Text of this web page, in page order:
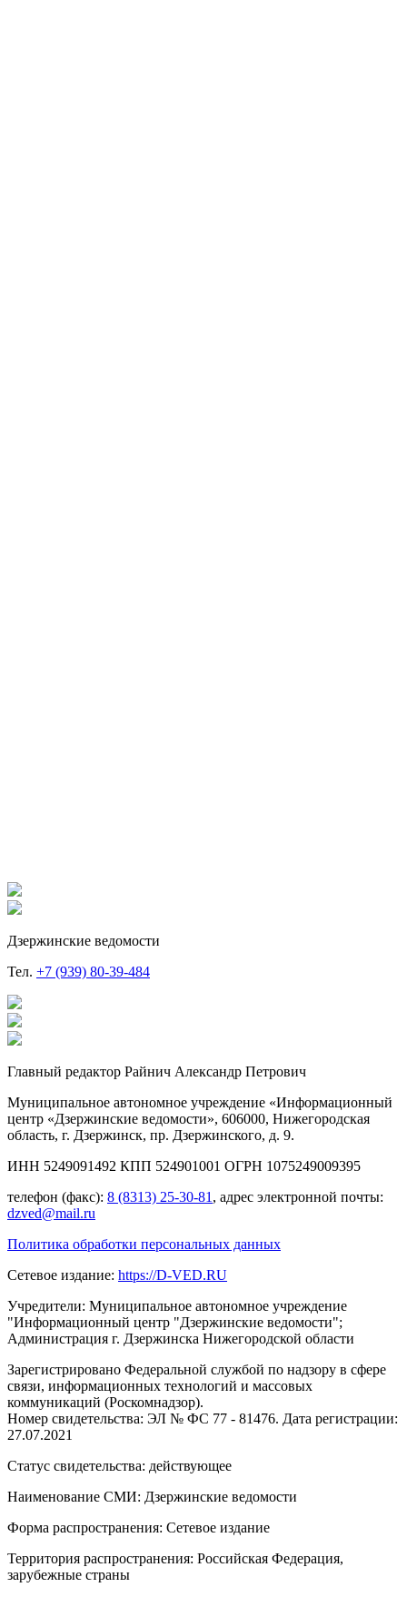
Дзержинские ведомости
Тел. +7 (939) 80-39-484
Главный редактор Райнич Александр Петрович
Муниципальное автономное учреждение «Информационный
центр «Дзержинские ведомости», 606000, Нижегородская
область, г. Дзержинск, пр. Дзержинского, д. 9.
ИНН 5249091492 КПП 524901001 ОГРН 1075249009395
телефон (факс): 8 (8313) 25-30-81 , адрес электронной почты:
dzved@mail.ru
Политика обработки персональных данных
Сетевое издание: https://D-VED.RU
Учредители: Муниципальное автономное учреждение
"Информационный центр "Дзержинские ведомости";
Администрация г. Дзержинска Нижегородской области
Зарегистрировано Федеральной службой по надзору в сфере
связи, информационных технологий и массовых
коммуникаций (Роскомнадзор).
Номер свидетельства: ЭЛ № ФС 77 - 81476. Дата регистрации:
27.07.2021
Статус свидетельства: действующее
Наименование СМИ: Дзержинские ведомости
Форма распространения: Сетевое издание
Территория распространения: Российская Федерация,
зарубежные страны